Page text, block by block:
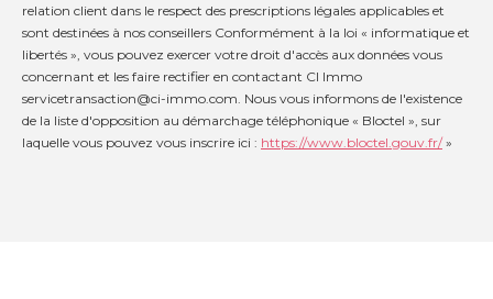
relation client dans le respect des prescriptions légales applicables et
sont destinées à nos conseillers Conformément à la loi « informatique et
libertés », vous pouvez exercer votre droit d'accès aux données vous
concernant et les faire rectifier en contactant CI Immo
servicetransaction@ci-immo.com. Nous vous informons de l'existence
de la liste d'opposition au démarchage téléphonique « Bloctel », sur
laquelle vous pouvez vous inscrire ici : https://www.bloctel.gouv.fr/»